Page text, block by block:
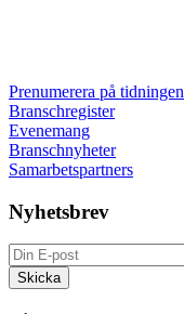
Prenumerera på tidningen
Branschregister
Evenemang
Branschnyheter
Samarbetspartners
Nyhetsbrev